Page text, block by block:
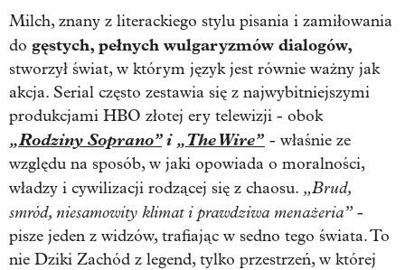
Milch, znany z literackiego stylu pisania i zamiłowania
do gęstych, pełnych wulgaryzmów dialogów,
stworzył świat, w którym język jest równie ważny jak
akcja. Serial często zestawia się z najwybitniejszymi
produkcjami HBO złotej ery telewizji - obok
„Rodziny Soprano”i „The Wire” - właśnie ze
względu na sposób, w jaki opowiada o moralności,
władzy i cywilizacji rodzącej się z chaosu. „Brud,
smród, niesamowity klimat i prawdziwa menażeria” -
pisze jeden z widzów, trafiając w sedno tego świata. To
nie Dziki Zachód z legend, tylko przestrzeń, w której